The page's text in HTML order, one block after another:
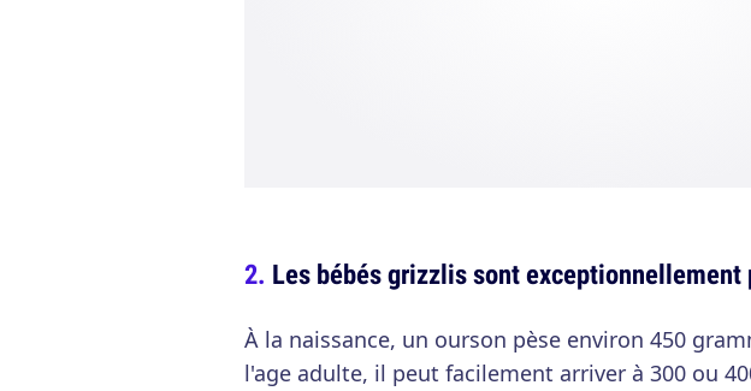
Les bébés grizzlis sont
À la naissance, un ourson pèse environ 450
l'age adulte, il peut facilement arriver à 300 ou